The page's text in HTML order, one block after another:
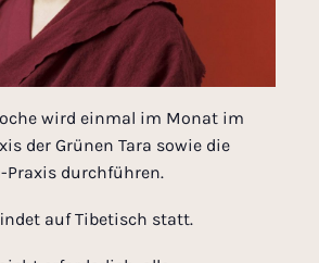
wird einmal im Monat im
der Grünen Tara sowie die
Praxis durchführen.
auf Tibetisch statt.